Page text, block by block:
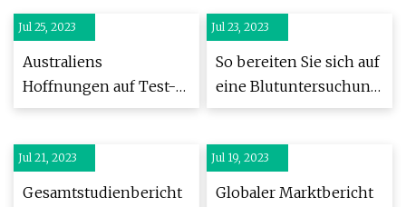
bevorstehende
Einführung des
Jahrgangs 2023 zu
US-Bundesstaaten
Jul 25, 2023
Australiens
Hoffnungen auf Test-
Cricket-Größe stehen
dem Spiel
Jul 23, 2023
So bereiten Sie sich auf
eine Blutuntersuchung
vor und erleichtern
Jul 21, 2023
Gesamtstudienbericht
Jul 19, 2023
Globaler Marktbericht